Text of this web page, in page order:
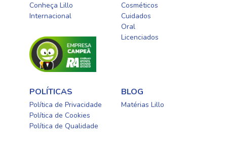
Conheça Lillo
Internacional
Cosméticos
Cuidados
Oral​
Licenciados​
POLÍTICAS
Política de Privacidade
Política de Cookies
Política de Qualidade
BLOG
Matérias Lillo